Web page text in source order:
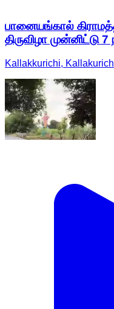
பானையங்கால்
திருவிழா
Kallakkurichi,